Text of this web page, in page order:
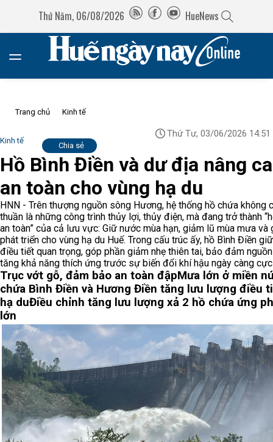
Thứ Năm, 06/08/2026 HueNews
Trang chủ Kinh tế
Kinh tế
Thứ Tư, 03/06/2026 14:51
Chia sẻ
Hồ Bình Điền và dư địa nâng
an toàn cho vùng hạ du
HNN - Trên thượng nguồn sông Hương, hệ thống hồ chứa không
thuần là những công trình thủy lợi, thủy điện, mà đang trở thành
an toàn” của cả lưu vực: Giữ nước mùa hạn, giảm lũ mùa mưa và
phát triển cho vùng hạ du Huế. Trong cấu trúc ấy, hồ Bình Điền
điều tiết quan trọng, góp phần giảm nhẹ thiên tai, bảo đảm
tăng khả năng thích ứng trước sự biến đổi khí hậu ngày càng
Trục vớt gỗ, đảm bảo an toàn đậpMưa lớn ở miền
chứa Bình Điền và Hương Điền tăng lưu lượng điều
hạ duĐiều chỉnh tăng lưu lượng xả 2 hồ chứa ứng
lớn